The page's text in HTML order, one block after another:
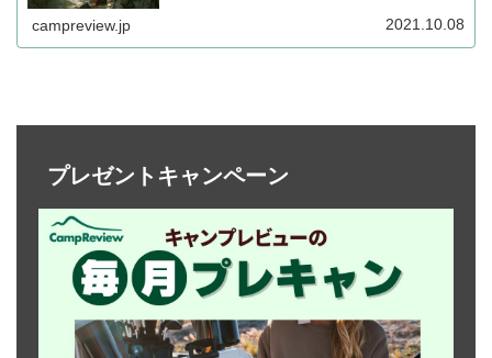
campreview.jp 2021.10.08
プレゼントキャンペーン